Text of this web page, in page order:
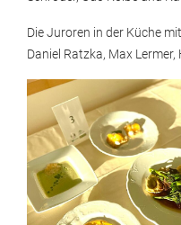
Die Juroren in der Küche
Daniel Ratzka, Max